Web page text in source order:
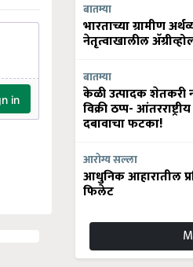
बातम्या
भारताच्या ग्रामीण
नेतृत्वाखालील
बातम्या
केळी उत्पादक शेतकरी
विक्री ठप्प-
दबावाचा फटका!
आरोग्य सल्ला
आधुनिक आहारातील
फिलेट